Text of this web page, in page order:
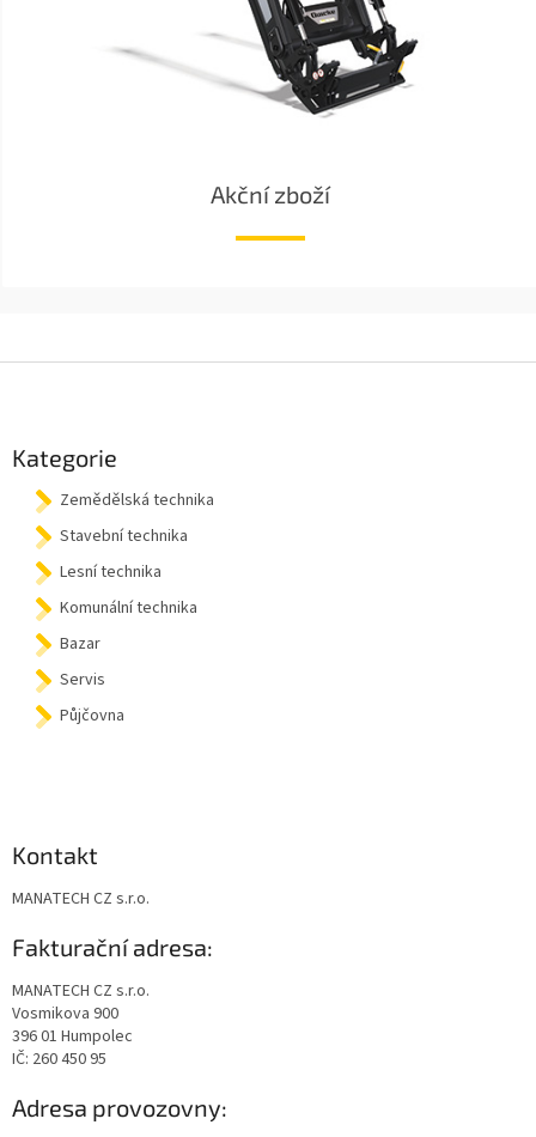
Akční zboží
Kategorie
Zemědělská technika
Stavební technika
Lesní technika
Komunální technika
Bazar
Servis
Půjčovna
Kontakt
MANATECH CZ s.r.o.
Fakturační adresa:
MANATECH CZ s.r.o.
Vosmikova 900
396 01 Humpolec
IČ: 260 450 95
Adresa provozovny: